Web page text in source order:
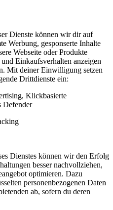
Dienste können wir dir auf
Werbung, gesponserte Inhalte
Webseite oder Produkte
Einkaufsverhalten anzeigen
Mit deiner Einwilligung setzen
Drittdienste ein:
Klickbasierte
Defender
Dienstes können wir den Erfolg
besser nachvollziehen,
optimieren. Dazu
personenbezogenen Daten
ab, sofern du deren